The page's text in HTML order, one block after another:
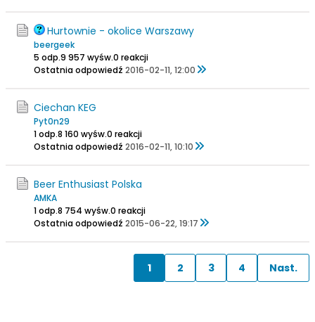
Hurtownie - okolice Warszawy
beergeek
5 odp.9 957 wyśw.0 reakcji
Ostatnia odpowiedź 2016-02-11, 12:00
Ciechan KEG
Pyt0n29
1 odp.8 160 wyśw.0 reakcji
Ostatnia odpowiedź 2016-02-11, 10:10
Beer Enthusiast Polska
AMKA
1 odp.8 754 wyśw.0 reakcji
Ostatnia odpowiedź 2015-06-22, 19:17
1 2 3 4 Nast.